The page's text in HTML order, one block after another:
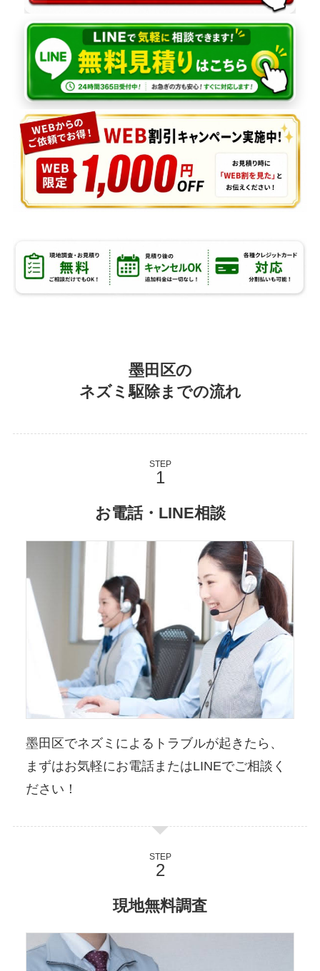
墨田区の
ネズミ駆除までの流れ
STEP
お電話・LINE相談
墨田区でネズミによるトラブルが起きたら、
まずはお気軽にお電話またはLINEでご相談く
ださい！
STEP
現地無料調査